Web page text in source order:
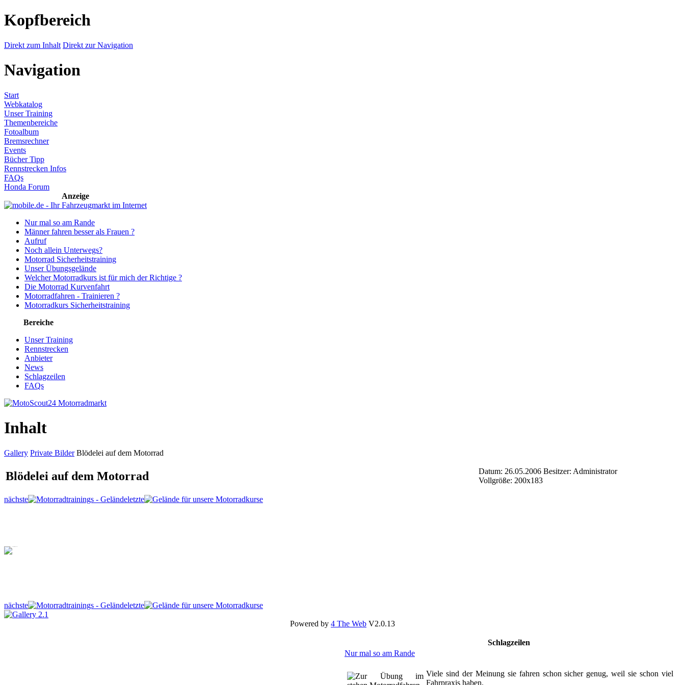
Kopfbereich
Direkt zum Inhalt Direkt zur Navigation
Navigation
Start
Webkatalog
Unser Training
Themenbereiche
Fotoalbum
Bremsrechner
Events
Bücher Tipp
Rennstrecken Infos
FAQs
Honda Forum
Anzeige
Nur mal so am Rande
Männer fahren besser als Frauen ?
Aufruf
Noch allein Unterwegs?
Motorrad Sicherheitstraining
Unser Übungsgelände
Welcher Motorradkurs ist für mich der Richtige ?
Die Motorrad Kurvenfahrt
Motorradfahren - Trainieren ?
Motorradkurs Sicherheitstraining
Bereiche
Unser Training
Rennstrecken
Anbieter
News
Schlagzeilen
FAQs
Inhalt
Gallery Private Bilder Blödelei auf dem Motorrad
Blödelei auf dem Motorrad Datum: 26.05.2006 Besitzer: Administrator
Vollgröße: 200x183
nächste letzte
nächste letzte
Powered by 4 The Web V2.0.13
Schlagzeilen
Nur mal so am Rande
Viele sind der Meinung sie fahren schon sicher genug, weil sie schon viel
Fahrpraxis haben.